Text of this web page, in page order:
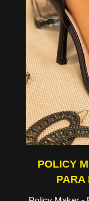
POLICY
PARA